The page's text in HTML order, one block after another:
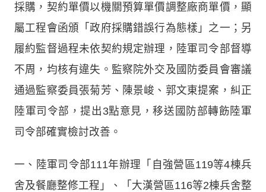
採購，契約單價以機關預算單價調整廠商單價，顯
屬工程會函頒「政府採購錯誤行為態樣」之一；另
履約監督過程未依契約規定辦理，陸軍司令部督導
不周，均核有違失。監察院外交及國防委員會審議
通過監察委員張菊芳、陳景峻、郭文東提案，糾正
陸軍司令部，提出3點意見，移送國防部轉飭陸軍
司令部確實檢討改善。
一、陸軍司令部111年辦理「自強營區119等4棟兵
舍及餐廳整修工程」、「大漢營區116等2棟兵舍整